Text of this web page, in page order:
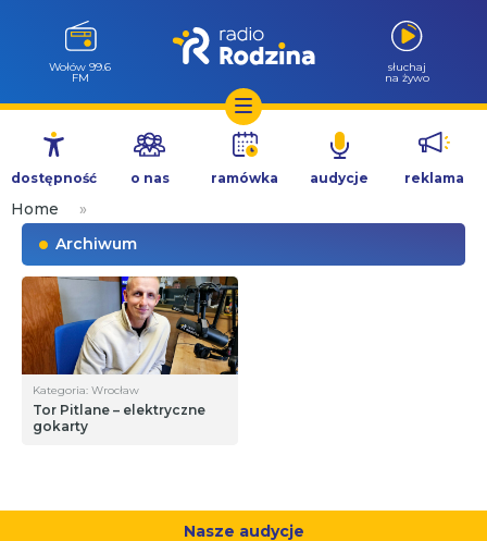
Przejdź
treści
Wołów 99.6
FM
słuchaj
na żywo
dostępność o nas ramówka audycje reklama
Home
»
Archiwum
Kategoria: Wrocław
Tor Pitlane – elektryczne
gokarty
Nasze audycje